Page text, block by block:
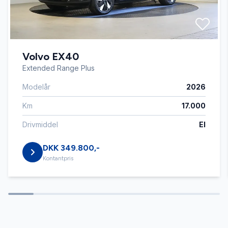
El-ruder x4
El-spejle
Elektrisk parkeringsbremse
Fartpilot
Volvo EX40
Extended Range Plus
Modelår 2026
Km 17.000
Drivmiddel El
DKK 349.800,-
Kontantpris